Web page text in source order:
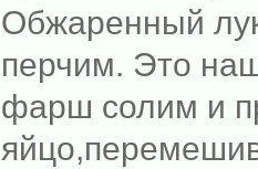
Обжаренный
перчим. Это
фарш солим и